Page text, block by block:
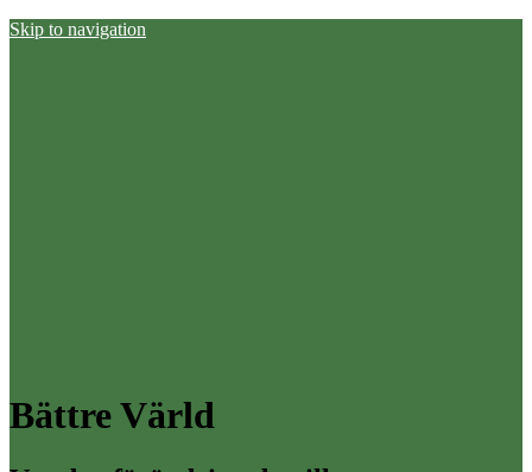
Skip to navigation
Bättre Värld